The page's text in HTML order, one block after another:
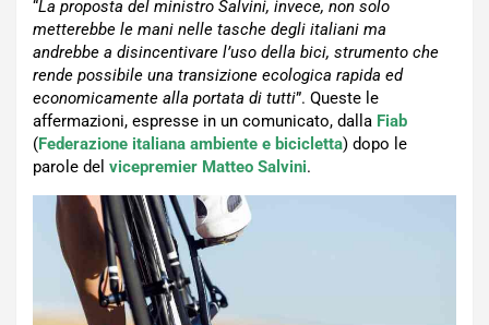
“La proposta del ministro Salvini, invece, non solo
metterebbe le mani nelle tasche degli italiani ma
andrebbe a disincentivare l’uso della bici, strumento che
rende possibile una transizione ecologica rapida ed
economicamente alla portata di tutti”. Queste le
affermazioni, espresse in un comunicato, dalla Fiab
(Federazione italiana ambiente e bicicletta) dopo le
parole del vicepremier Matteo Salvini.